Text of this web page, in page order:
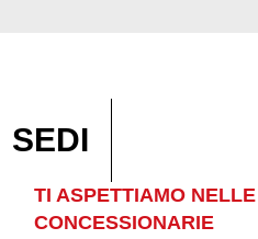
SEDI
TI ASPETTIAMO
CONCESSIONARIE